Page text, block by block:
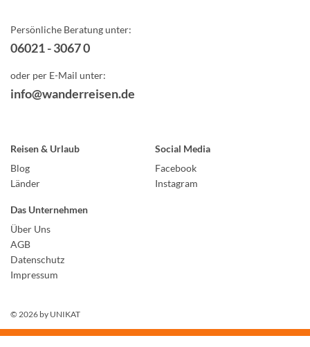
Persönliche Beratung unter:
06021 - 3067 0
oder per E-Mail unter:
info@wanderreisen.de
Reisen & Urlaub
Blog
Länder
Social Media
Facebook
Instagram
Das Unternehmen
Über Uns
AGB
Datenschutz
Impressum
© 2026 by UNIKAT